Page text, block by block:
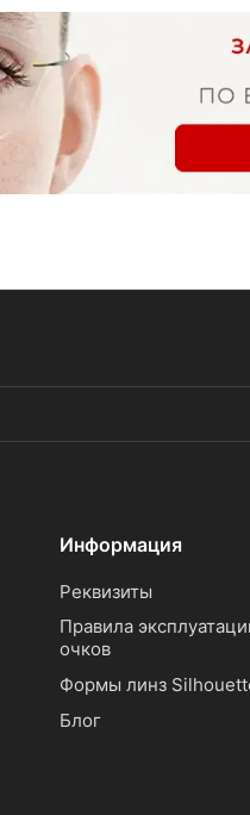
Информация
Реквизиты
Правила
очков
Формы линз
Блог